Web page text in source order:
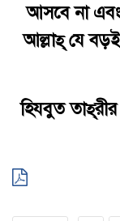
আসবে না
আল্লাহ্‌ যে
হিযবুত তাহ্